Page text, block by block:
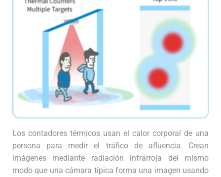
Los contadores térmicos usan el calor corporal de una
persona para medir el tráfico de afluencia. Crean
imágenes mediante radiación infrarroja del mismo
modo que una cámara típica forma una imagen usando